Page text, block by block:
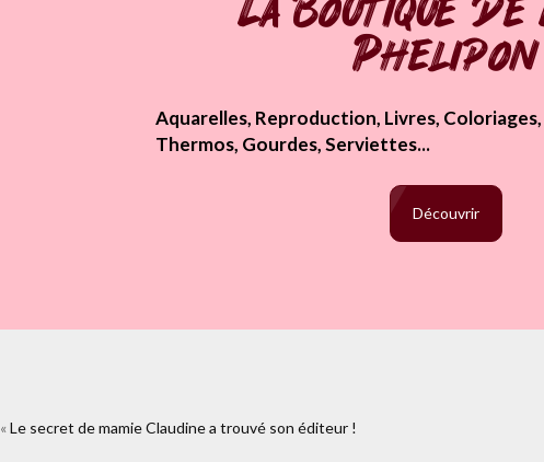
La boutique de
Phelipon
Aquarelles, Reproduction, Livres, Coloriages,
Thermos, Gourdes, Serviettes...
Découvrir
https://www.facebook.com/plugins/
«Le secret de mamie Claudine a trouvé son éditeur !